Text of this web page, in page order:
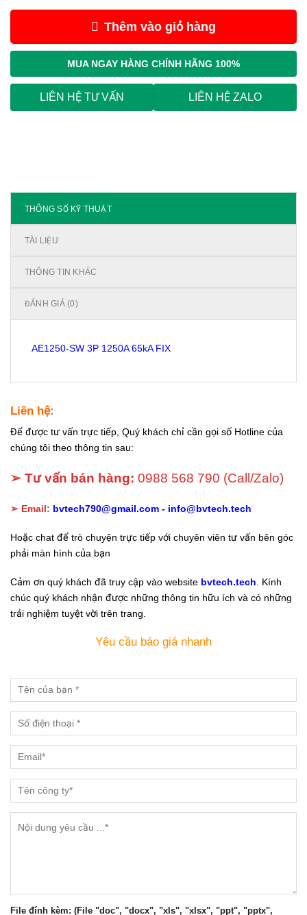
Thêm vào giỏ hàng
MUA NGAY HÀNG CHÍNH HÃNG 100%
LIÊN HỆ TƯ VẤN LIÊN HỆ ZALO
THÔNG SỐ KỸ THUẬT
TÀI LIỆU
THÔNG TIN KHÁC
ĐÁNH GIÁ (0)
AE1250-SW 3P 1250A 65kA FIX
Liên hệ:
Để được tư vấn trực tiếp, Quý khách chỉ cần gọi số Hotline của
chúng tôi theo thông tin sau:
➢ Tư vấn bán hàng: 0988 568 790 (Call/Zalo)
➢ Email: bvtech790@gmail.com - info@bvtech.tech
Hoặc chat để trò chuyện trực tiếp với chuyên viên tư vấn bên góc
phải màn hình của bạn
Cảm ơn quý khách đã truy cập vào website bvtech.tech . Kính
chúc quý khách nhận được những thông tin hữu ích và có những
trải nghiệm tuyệt vời trên trang.
Yêu cầu báo giá nhanh
File đính kèm: (File "doc", "docx", "xls", "xlsx", "ppt", "pptx",